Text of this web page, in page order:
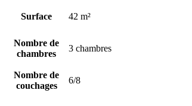
Surface 42 m²
Nombre de
chambres
3 chambres
Nombre de
couchages
6/8